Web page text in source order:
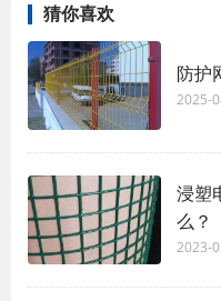
猜你喜欢
防护
2025-
浸塑
么？
2023-